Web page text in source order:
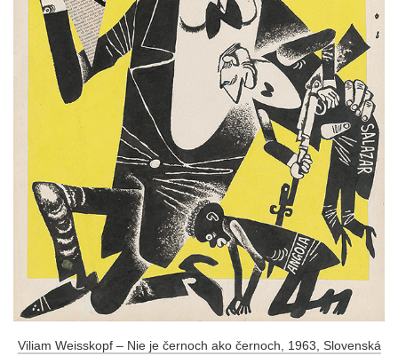
Viliam Weisskopf – Nie je černoch ako černoch, 1963, Slovenská